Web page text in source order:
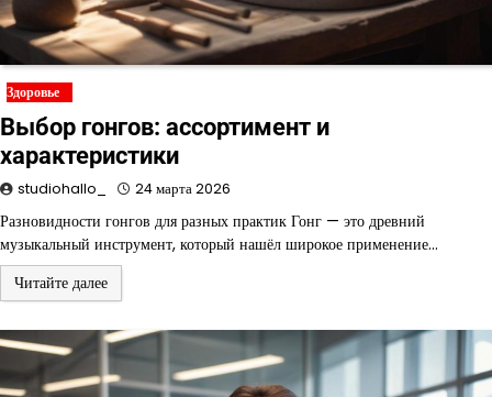
Здоровье
Выбор гонгов: ассортимент и
характеристики
studiohallo_ 24 марта 2026
Разновидности гонгов для разных практик Гонг — это древний
музыкальный инструмент, который нашёл широкое применение…
Читайте далее